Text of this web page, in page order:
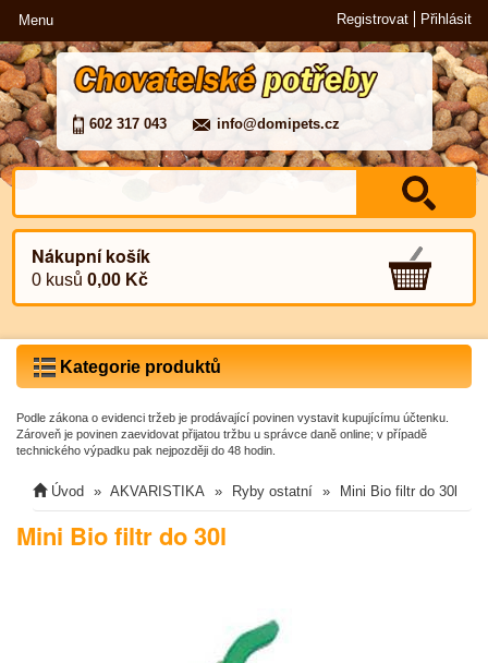
Menu Registrovat Přihlásit
602 317 043 info@domipets.cz
Nákupní košík
0 kusů0,00 Kč
Kategorie produktů
Podle zákona o evidenci tržeb je prodávající povinen vystavit kupujícímu účtenku.
Zároveň je povinen zaevidovat přijatou tržbu u správce daně online; v případě
technického výpadku pak nejpozději do 48 hodin.
Úvod AKVARISTIKA Ryby ostatní Mini Bio filtr do 30l
Mini Bio filtr do 30l